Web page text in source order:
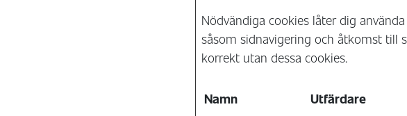
Nödvändiga cookies låter dig
såsom sidnavigering och åtkomst till
korrekt utan dessa cookies.
Namn Utfärdare